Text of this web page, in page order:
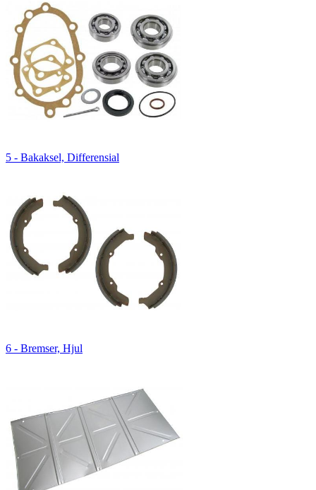
5 - Bakaksel, Differensial
6 - Bremser, Hjul